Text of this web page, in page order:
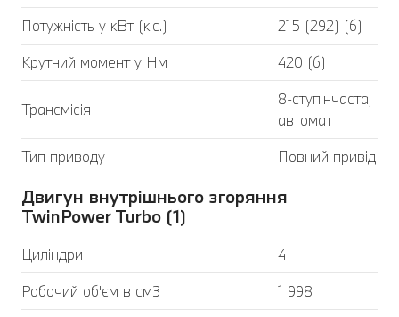
Потужність у кВт (к.с.)
215 (292) (6)
Крутний момент у Нм
420 (6)
Трансмісія
8-ступінчаста,
автомат
Тип приводу
Повний привід
Двигун внутрішнього згоряння
TwinPower Turbo (1)
Циліндри
4
Робочий об'єм в см3
1 998